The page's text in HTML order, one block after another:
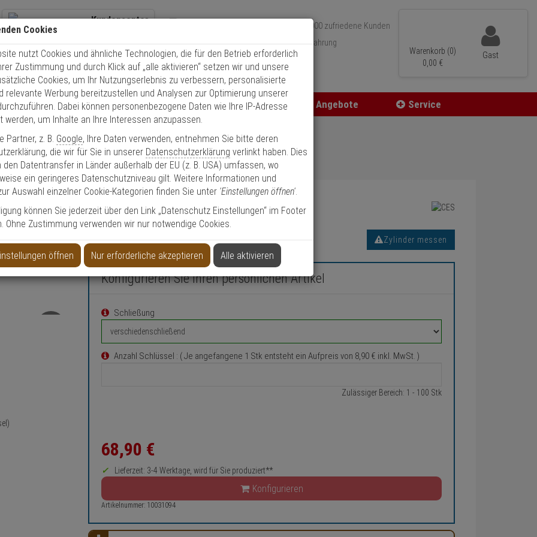
Kundencenter
Kontaktservice nutzen
Mo. - Do.: 8:00 - 16:30 Fr. 8:00 - 14:00 Uhr
Über 350.000 zufriedene Kunden
Über 15 Jahre Erfahrung
Schneller Versand
Warenkorb (0)
0, 00 €
Gast
Zutritt Einbruch Brand Angebote Service
Zylinder messen
Konfigurieren Sie Ihren persönlichen Artikel
Schließung
Anzahl Schlüssel : ( Je angefangene 1 Stk entsteht ein Aufpreis von 8,90 € inkl. MwSt. )
Zulässiger Bereich: 1 - 100 Stk
68,90 €
Lieferzeit: 3-4 Werktage, wird für Sie produziert**
Konfigurieren
Artikelnummer: 10031094
Cookies
nutzt Cookies und ähnliche Technologien, die für den Betrieb erforderlich
Zustimmung und durch Klick auf „alle aktivieren“ setzen wir und unsere
Cookies, um Ihr Nutzungserlebnis zu verbessern, personalisierte
relevante Werbung bereitzustellen und Analysen zur Optimierung unserer
Dabei können personenbezogene Daten wie Ihre IP-Adresse
werden, um Inhalte an Ihre Interessen anzupassen.
Partner, z. B. Google, Ihre Daten verwenden, entnehmen Sie bitte deren
die wir für Sie in unserer Datenschutzerklärung verlinkt haben. Dies
den Datentransfer in Länder außerhalb der EU (z. B. USA) umfassen, wo
ein geringeres Datenschutzniveau gilt. Weitere Informationen und
Auswahl einzelner Cookie-Kategorien finden Sie unter 'Einstellungen öffnen'.
können Sie jederzeit über den Link „Datenschutz Einstellungen“ im Footer
Ohne Zustimmung verwenden wir nur notwendige Cookies.
öffnen Nur erforderliche akzeptieren Alle aktivieren